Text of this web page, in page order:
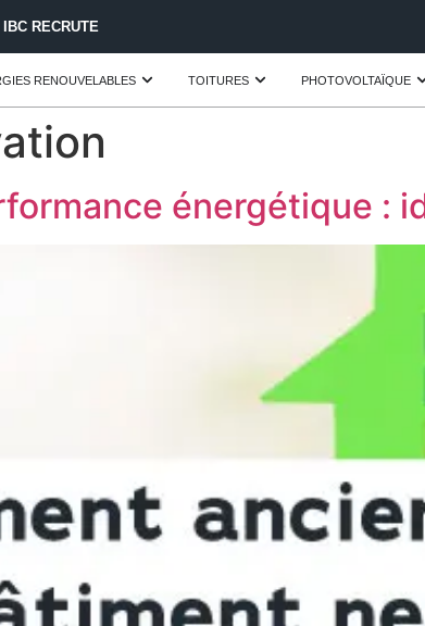
IBC RECRUTE
RENOUVELABLES TOITURES PHOTOVOLTAÏQUE
énergétique :